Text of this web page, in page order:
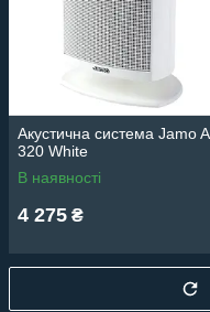
Акустична система Jamo A
320 White
В наявності
4 275 ₴